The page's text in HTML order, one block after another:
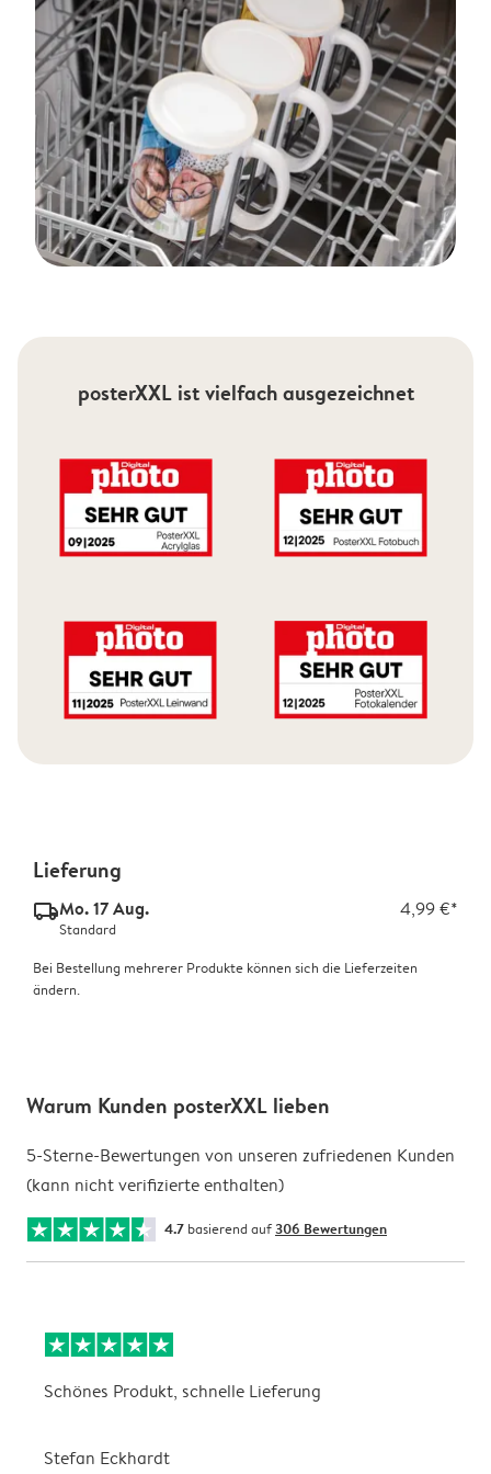
posterXXL ist vielfach ausgezeichnet
Lieferung
delivery_standard_v2Mo. 17 Aug. 4,99 €*
Standard
Bei Bestellung mehrerer Produkte können sich die Lieferzeiten
ändern.
Warum Kunden posterXXL lieben
5-Sterne-Bewertungen von unseren zufriedenen Kunden
(kann nicht verifizierte enthalten)
4.7 basierend auf306 Bewertungen
Schönes Produkt, schnelle Lieferung
Stefan Eckhardt